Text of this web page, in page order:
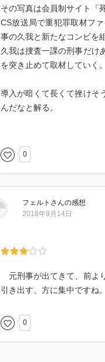
その写真は会員制サイト『
CS放送局で重犯罪取材フ
事の久我と新たなコンビを
久我は捜査一課の刑事だけ
を突き止めて取材していく。
導入が暗くて長くて挫けそ
んだなと解る。
綾香が抱く久我への不信感
が幅が少ない。
0
フェルト さんの感想
2018年9月14日
元刑事が出てきて、前よ
引き出す、方に集中ですね。
0